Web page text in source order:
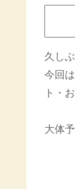
久し
今回
ト・
大体